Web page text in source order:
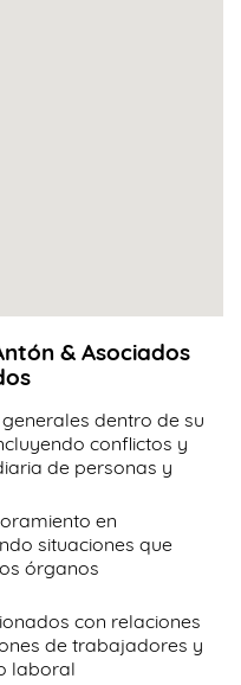
& Asociados
dentro de su
conflictos y
de personas y
en
situaciones que
órganos
con relaciones
de trabajadores y
laboral